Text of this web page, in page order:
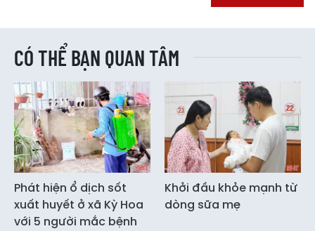
CÓ THỂ BẠN QUAN TÂM
Phát hiện ổ dịch sốt
xuất huyết ở xã Kỳ Hoa
với 5 người mắc bệnh
Khởi đầu khỏe mạnh từ
dòng sữa mẹ